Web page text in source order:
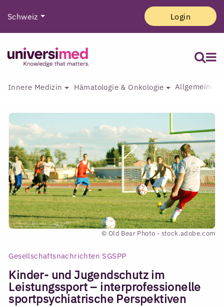
Schweiz Login
Innere Medizin Hämatologie & Onkologie Allgemeine
© Old Bear Photo - stock.adobe.com
Gesellschaftsnachrichten SGSPP
Kinder- und Jugendschutz im
Leistungssport – interprofessionelle
sportpsychiatrische Perspektiven